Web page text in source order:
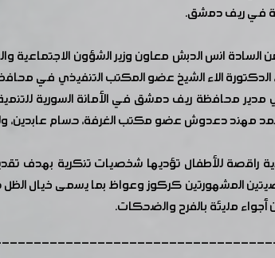
في ريف دمشق.
انس الدبش معاون وزير الشؤون الاجتماعية
الاء الشيخ عضو المكتب التنفيذي في
محافظة ريف دمشق في الأمانة السورية
مهند دعدوش عضو مكتب الغرفة، حسام عابدين،
راقصة للأطفال تؤديها شخصيات تنكرية بهدف
المشهورتين كركوز وعواظ بما يسمى خيال
مليئة بالفرح والضحكات.